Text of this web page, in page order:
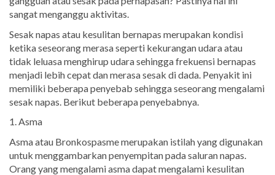
sangat menganggu aktivitas.
Sesak napas atau kesulitan bernapas merupakan kondisi
ketika seseorang merasa seperti kekurangan udara atau
tidak leluasa menghirup udara sehingga frekuensi bernapas
menjadi lebih cepat dan merasa sesak di dada. Penyakit ini
memiliki beberapa penyebab sehingga seseorang mengalami
sesak napas. Berikut beberapa penyebabnya.
1. Asma
Asma atau Bronkospasme merupakan istilah yang digunakan
untuk menggambarkan penyempitan pada saluran napas.
Orang yang mengalami asma dapat mengalami kesulitan